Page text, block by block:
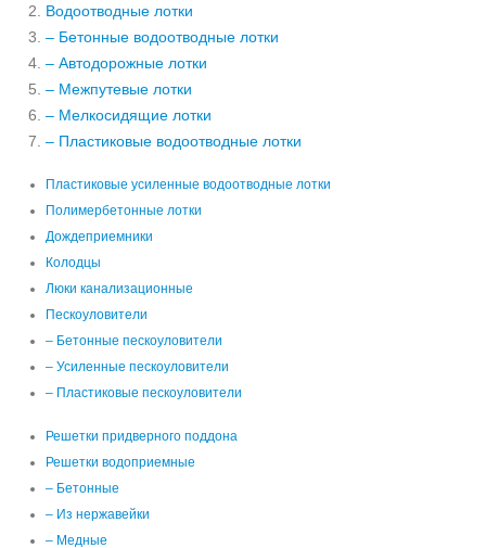
Водоотводные лотки
– Бетонные водоотводные лотки
– Автодорожные лотки
– Межпутевые лотки
– Мелкосидящие лотки
– Пластиковые водоотводные лотки
Пластиковые усиленные водоотводные лотки
Полимербетонные лотки
Дождеприемники
Колодцы
Люки канализационные
Пескоуловители
– Бетонные пескоуловители
– Усиленные пескоуловители
– Пластиковые пескоуловители
Решетки придверного поддона
Решетки водоприемные
– Бетонные
– Из нержавейки
– Медные